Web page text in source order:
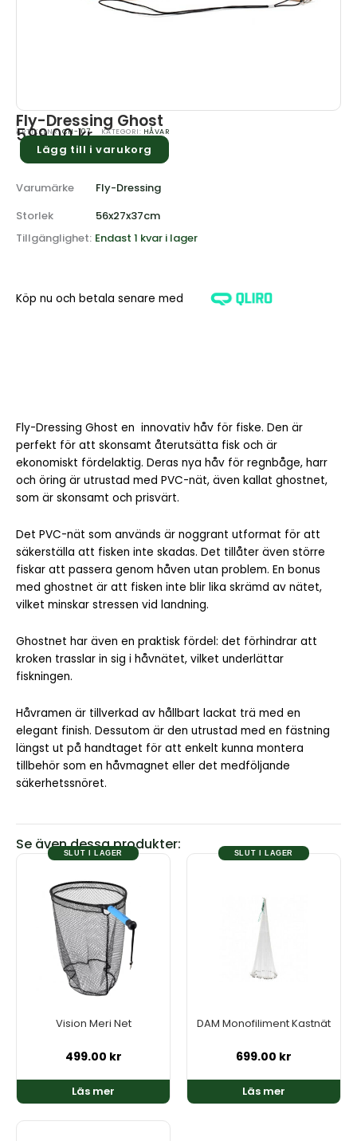
Fly-Dressing Ghost
ARTIKELNR:CH-107 KATEGORI: HÅVAR
599.00kr
Lägg till i varukorg
Varumärke
Fly-Dressing
Storlek
56x27x37cm
Tillgänglighet: Endast 1 kvar i lager
Köp nu och betala senare med
Fly-Dressing Ghost en innovativ håv för fiske. Den är
perfekt för att skonsamt återutsätta fisk och är
ekonomiskt fördelaktig. Deras nya håv för regnbåge, harr
och öring är utrustad med PVC-nät, även kallat ghostnet,
som är skonsamt och prisvärt.
Det PVC-nät som används är noggrant utformat för att
säkerställa att fisken inte skadas. Det tillåter även större
fiskar att passera genom håven utan problem. En bonus
med ghostnet är att fisken inte blir lika skrämd av nätet,
vilket minskar stressen vid landning.
Ghostnet har även en praktisk fördel: det förhindrar att
kroken trasslar in sig i håvnätet, vilket underlättar
fiskningen.
Håvramen är tillverkad av hållbart lackat trä med en
elegant finish. Dessutom är den utrustad med en fästning
längst ut på handtaget för att enkelt kunna montera
tillbehör som en håvmagnet eller det medföljande
säkerhetssnöret.
Se även dessa produkter:
SLUT I LAGER
Vision Meri Net
499.00 kr
Läs mer
SLUT I LAGER
DAM Monofiliment Kastnät
699.00 kr
Läs mer
Den